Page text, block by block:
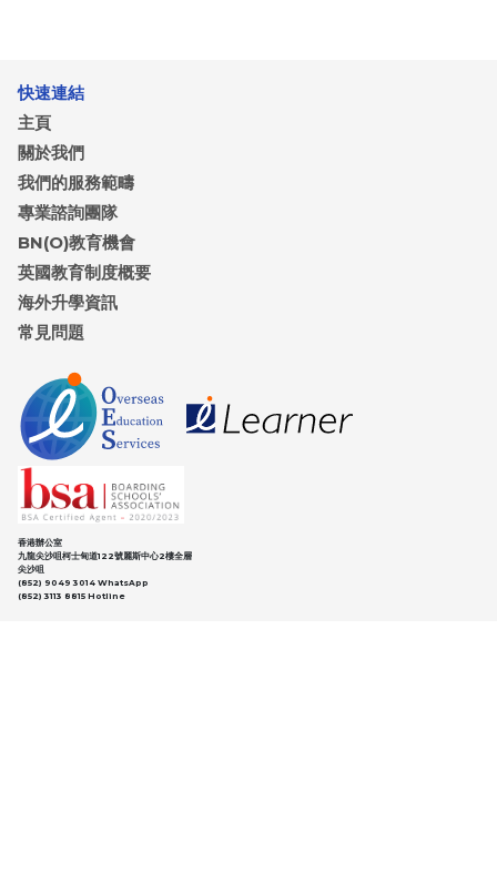
快速連結
主頁
關於我們
我們的服務範疇
專業諮詢團隊
BN(O)教育機會
英國教育制度概要
海外升學資訊
常見問題
香港辦公室
九龍尖沙咀柯士甸道122號麗斯中心2樓全層
尖沙咀
(852) 9049 3014 WhatsApp
(852) 3113 8815 Hotline